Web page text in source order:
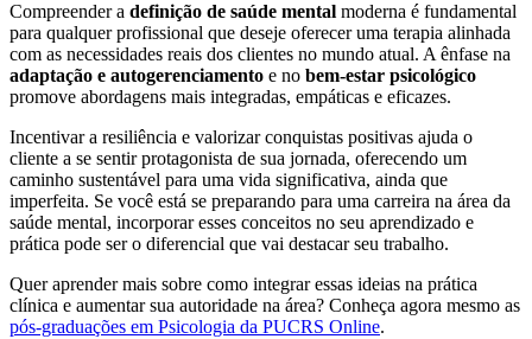
Compreender a definição de saúde mental moderna é fundamental
para qualquer profissional que deseje oferecer uma terapia alinhada
com as necessidades reais dos clientes no mundo atual. A ênfase na
adaptação e autogerenciamento e no bem-estar psicológico
promove abordagens mais integradas, empáticas e eficazes.
Incentivar a resiliência e valorizar conquistas positivas ajuda o
cliente a se sentir protagonista de sua jornada, oferecendo um
caminho sustentável para uma vida significativa, ainda que
imperfeita. Se você está se preparando para uma carreira na área da
saúde mental, incorporar esses conceitos no seu aprendizado e
prática pode ser o diferencial que vai destacar seu trabalho.
Quer aprender mais sobre como integrar essas ideias na prática
clínica e aumentar sua autoridade na área? Conheça agora mesmo as
pós-graduações em Psicologia da PUCRS Online.